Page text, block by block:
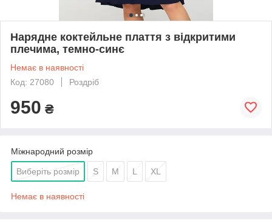
Нарядне коктейльне плаття з відкритими
плечима, темно-синє
Немає в наявності
Код: 27080
Роздріб
950 ₴
Міжнародний розмір
Виберіть розмір S M L XL
Немає в наявності